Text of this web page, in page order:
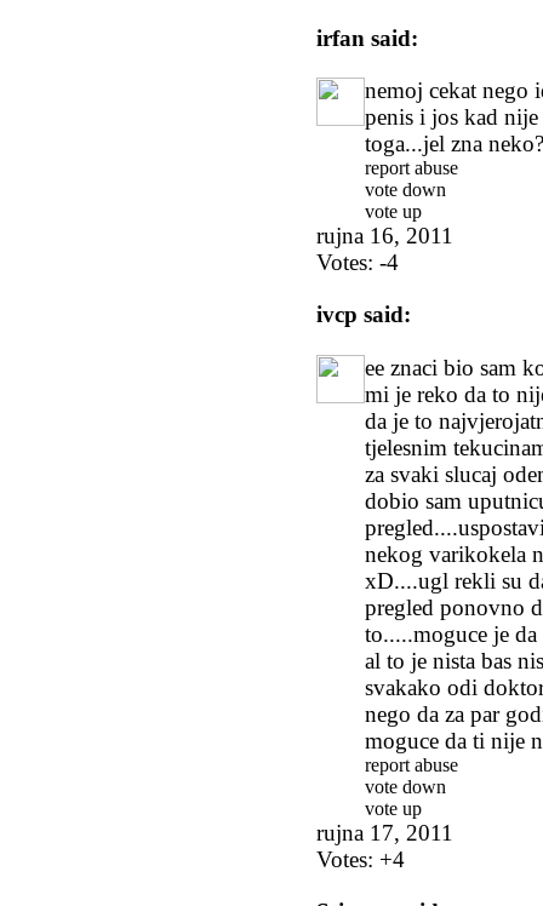
irfan said:
nemoj cekat nego
penis i jos kad
toga...jel zna neko?
report abuse
vote down
vote up
rujna 16, 2011
Votes: -4
ivcp said:
ee znaci bio sam
mi je reko da to
da je to
tjelesnim
za svaki slucaj
dobio sam
nekog varikokela
xD....ugl rekli su
pregled ponovno
to.....moguce je
al to je nista bas
svakako odi
nego da za par
moguce da ti nije
report abuse
vote down
vote up
rujna 17, 2011
Votes: +4